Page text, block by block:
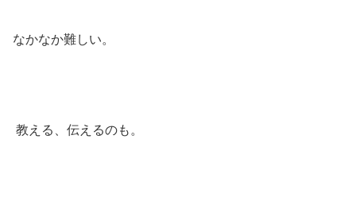
なかなか難しい。
教える、伝えるのも。